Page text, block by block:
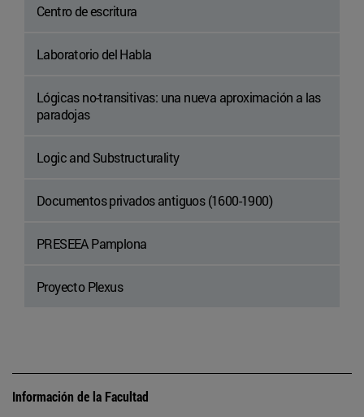
Centro de escritura
Laboratorio del Habla
Lógicas no-transitivas: una nueva aproximación a las
paradojas
Logic and Substructurality
Documentos privados antiguos (1600-1900)
PRESEEA Pamplona
Proyecto Plexus
Información de la Facultad